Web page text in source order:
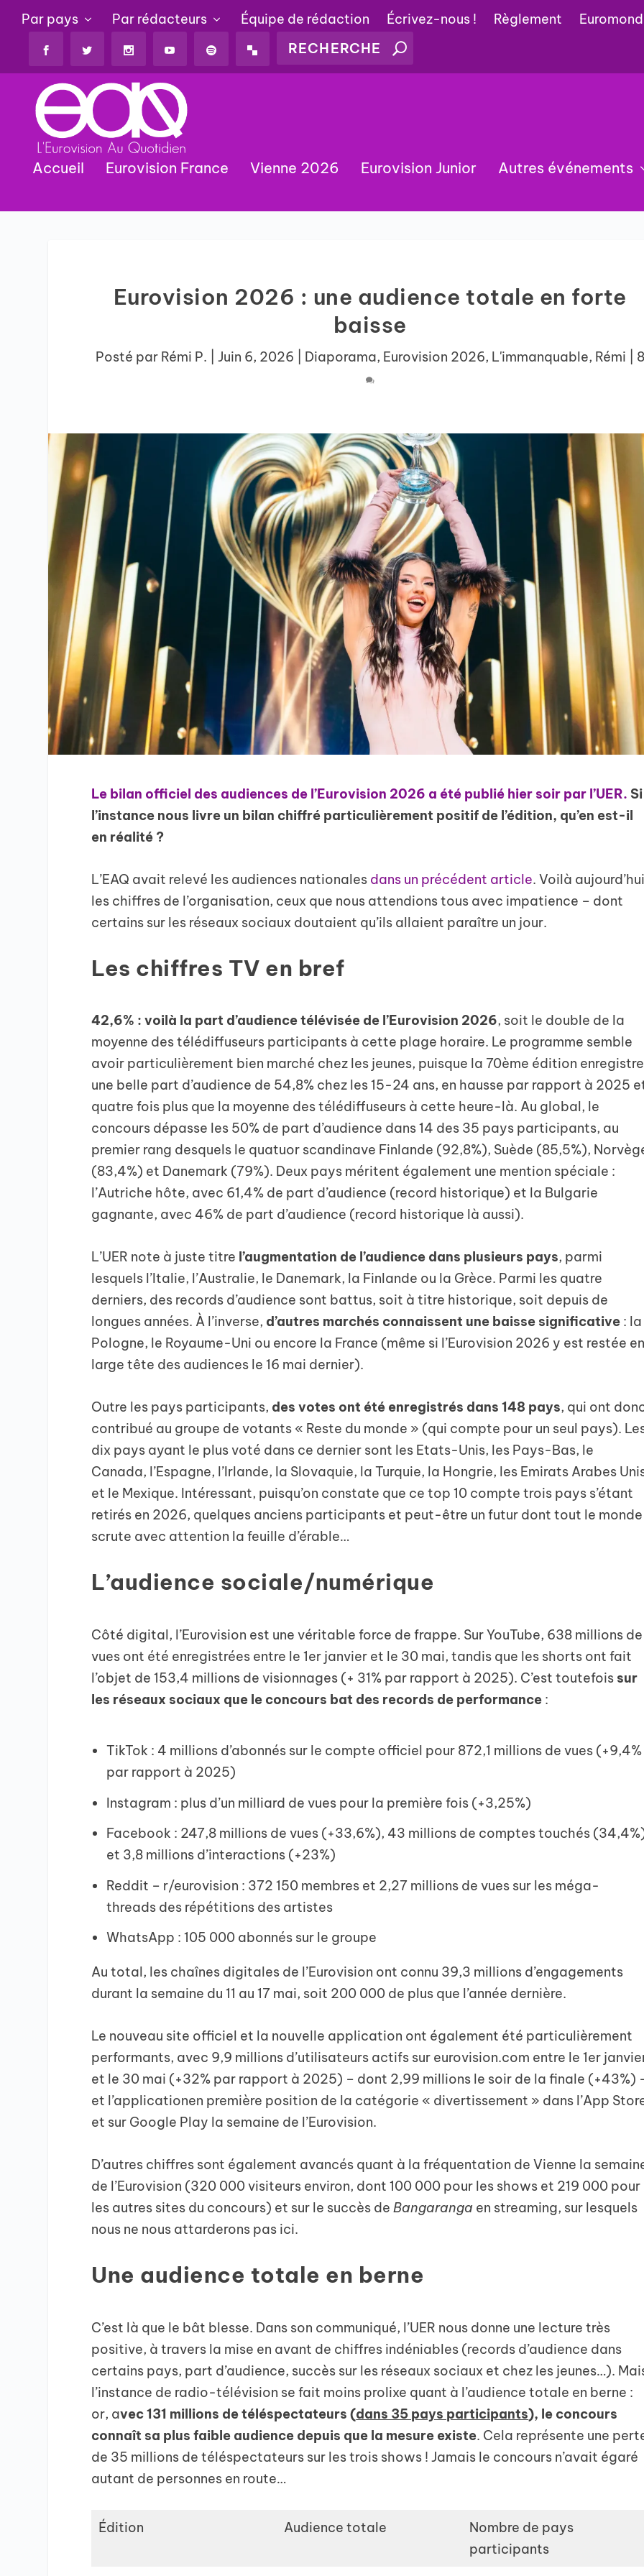
Par pays Par rédacteurs Équipe de rédaction Écrivez-nous ! Règlement
Accueil Eurovision France Vienne 2026 Eurovision Junior Autres événements
Eurovision 2026 : une audience totale en forte
baisse
Posté par Rémi P. Juin 6, 2026 Diaporama, Eurovision 2026, L'immanquable, Rémi 8
Le bilan officiel des audiences de l’Eurovision 2026 a été publié hier soir par l’UER. Si
l’instance nous livre un bilan chiffré particulièrement positif de l’édition, qu’en est-il
en réalité ?
L’EAQ avait relevé les audiences nationales dans un précédent article. Voilà
les chiffres de l’organisation, ceux que nous attendions tous avec impatience – dont
certains sur les réseaux sociaux doutaient qu’ils allaient paraître un jour.
Les chiffres TV en bref
42,6% : voilà la part d’audience télévisée de l’Eurovision 2026, soit le double de la
moyenne des télédiffuseurs participants à cette plage horaire. Le programme semble
avoir particulièrement bien marché chez les jeunes, puisque la 70ème édition enregistre
une belle part d’audience de 54,8% chez les 15-24 ans, en hausse par rapport à 2025
quatre fois plus que la moyenne des télédiffuseurs à cette heure-là. Au global, le
concours dépasse les 50% de part d’audience dans 14 des 35 pays participants, au
premier rang desquels le quatuor scandinave Finlande (92,8%), Suède (85,5%),
(83,4%) et Danemark (79%). Deux pays méritent également une mention spéciale :
l’Autriche hôte, avec 61,4% de part d’audience (record historique) et la Bulgarie
gagnante, avec 46% de part d’audience (record historique là aussi).
L’UER note à juste titre l’augmentation de l’audience dans plusieurs pays, parmi
lesquels l’Italie, l’Australie, le Danemark, la Finlande ou la Grèce. Parmi les quatre
derniers, des records d’audience sont battus, soit à titre historique, soit depuis de
longues années. À l’inverse, d’autres marchés connaissent une baisse significative : la
Pologne, le Royaume-Uni ou encore la France (même si l’Eurovision 2026 y est restée
large tête des audiences le 16 mai dernier).
Outre les pays participants, des votes ont été enregistrés dans 148 pays, qui ont
contribué au groupe de votants « Reste du monde » (qui compte pour un seul pays).
dix pays ayant le plus voté dans ce dernier sont les Etats-Unis, les Pays-Bas, le
Canada, l’Espagne, l’Irlande, la Slovaquie, la Turquie, la Hongrie, les Emirats Arabes
et le Mexique. Intéressant, puisqu’on constate que ce top 10 compte trois pays s’étant
retirés en 2026, quelques anciens participants et peut-être un futur dont tout le monde
scrute avec attention la feuille d’érable…
L’audience sociale/numérique
Côté digital, l’Eurovision est une véritable force de frappe. Sur YouTube, 638 millions de
vues ont été enregistrées entre le 1er janvier et le 30 mai, tandis que les shorts ont fait
l’objet de 153,4 millions de visionnages (+ 31% par rapport à 2025). C’est toutefois sur
les réseaux sociaux que le concours bat des records de performance :
TikTok : 4 millions d’abonnés sur le compte officiel pour 872,1 millions de vues (+9,4%
par rapport à 2025)
Instagram : plus d’un milliard de vues pour la première fois (+3,25%)
Facebook : 247,8 millions de vues (+33,6%), 43 millions de comptes touchés
et 3,8 millions d’interactions (+23%)
Reddit – r/eurovision : 372 150 membres et 2,27 millions de vues sur les méga-
threads des répétitions des artistes
WhatsApp : 105 000 abonnés sur le groupe
Au total, les chaînes digitales de l’Eurovision ont connu 39,3 millions d’engagements
durant la semaine du 11 au 17 mai, soit 200 000 de plus que l’année dernière.
Le nouveau site officiel et la nouvelle application ont également été particulièrement
performants, avec 9,9 millions d’utilisateurs actifs sur eurovision.com entre le 1er
et le 30 mai (+32% par rapport à 2025) – dont 2,99 millions le soir de la finale (+43%)
et l’applicationen première position de la catégorie « divertissement » dans l’App
et sur Google Play la semaine de l’Eurovision.
D’autres chiffres sont également avancés quant à la fréquentation de Vienne la
de l’Eurovision (320 000 visiteurs environ, dont 100 000 pour les shows et 219 000 pour
les autres sites du concours) et sur le succès deBangaranga en streaming, sur lesquels
nous ne nous attarderons pas ici.
Une audience totale en berne
C’est là que le bât blesse. Dans son communiqué, l’UER nous donne une lecture très
positive, à travers la mise en avant de chiffres indéniables (records d’audience dans
certains pays, part d’audience, succès sur les réseaux sociaux et chez les jeunes…).
l’instance de radio-télévision se fait moins prolixe quant à l’audience totale en berne :
or, avec 131 millions de téléspectateurs (dans 35 pays participants), le concours
connaît sa plus faible audience depuis que la mesure existe. Cela représente une
de 35 millions de téléspectateurs sur les trois shows ! Jamais le concours n’avait égaré
autant de personnes en route…
Édition Audience totale
Nombre de pays
participants